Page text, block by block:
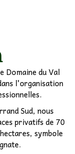
Domaine du Val
l'organisation
Sud, nous
privatifs de 70
symbole